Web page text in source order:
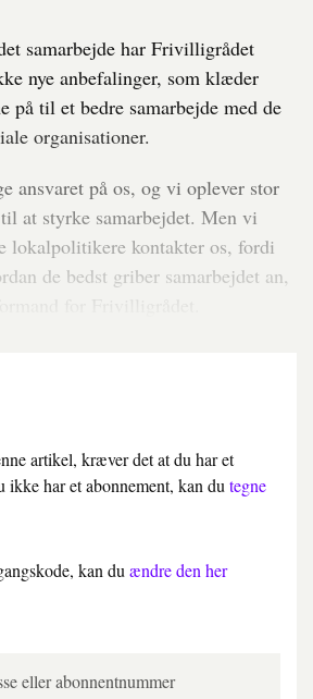
samarbejde har Frivilligrådet
nye anbefalinger, som klæder
på til et bedre samarbejde med de
organisationer.
ansvaret på os, og vi oplever stor
at styrke samarbejdet. Men vi
lokalpolitikere kontakter os, fordi
de bedst griber samarbejdet an,
artikel, kræver det at du har et
ikke har et abonnement, kan du tegne
kan du ændre den her